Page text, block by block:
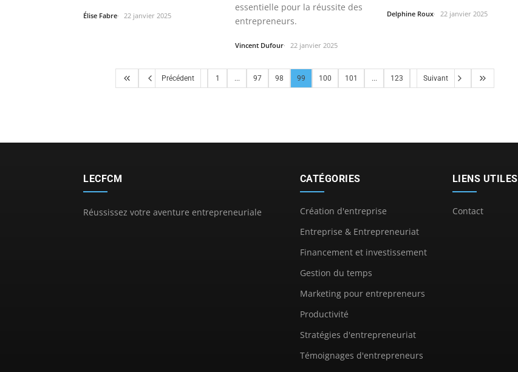
Élise Fabre 22 janvier 2025
essentielle pour la réussite des
entrepreneurs.
Vincent Dufour 22 janvier 2025
Delphine Roux 22 janvier 2025
Précédent 1 ... 97 98 99 100 101 ... 123 Suivant
LECFCM
Réussissez votre aventure entrepreneuriale
CATÉGORIES
Création d'entreprise
Entreprise & Entrepreneuriat
Financement et investissement
Gestion du temps
Marketing pour entrepreneurs
Productivité
Stratégies d'entrepreneuriat
Témoignages d'entrepreneurs
LIENS UTILES
Contact